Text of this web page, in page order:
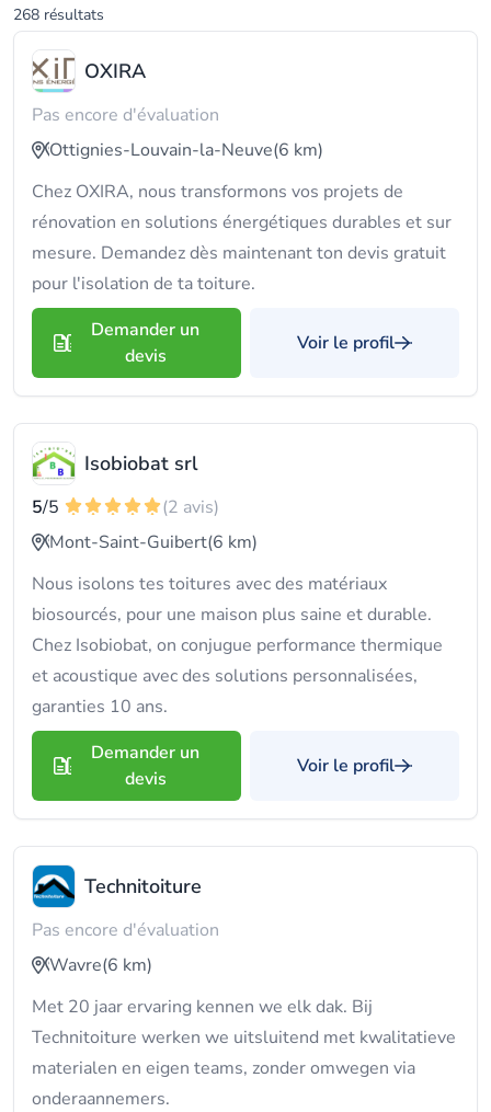
268 résultats
OXIRA
Pas encore d'évaluation
Ottignies-Louvain-la-Neuve(6 km)
Chez OXIRA, nous transformons vos projets de
rénovation en solutions énergétiques durables et sur
mesure. Demandez dès maintenant ton devis gratuit
pour l'isolation de ta toiture.
Demander un
devis
Voir le profil
Isobiobat srl
5/5
(2 avis)
Mont-Saint-Guibert(6 km)
Nous isolons tes toitures avec des matériaux
biosourcés, pour une maison plus saine et durable.
Chez Isobiobat, on conjugue performance thermique
et acoustique avec des solutions personnalisées,
garanties 10 ans.
Demander un
devis
Voir le profil
Technitoiture
Pas encore d'évaluation
Wavre(6 km)
Met 20 jaar ervaring kennen we elk dak. Bij
Technitoiture werken we uitsluitend met kwalitatieve
materialen en eigen teams, zonder omwegen via
onderaannemers.